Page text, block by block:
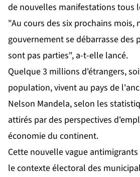
de nouvelles manifestations tous
"Au cours des six prochains mois,
gouvernement se débarrasse des
sont pas parties", a-t-elle lancé.
Quelque 3 millions d'étrangers,
population, vivent au pays de
Nelson Mandela, selon les
attirés par des perspectives
économie du continent.
Cette nouvelle vague
le contexte électoral des